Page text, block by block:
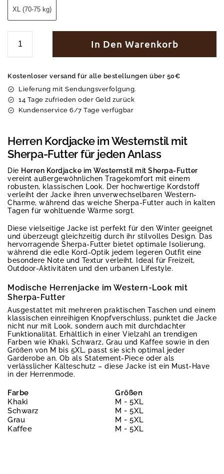
XL (70-75 kg)
In Den Warenkorb
Kostenloser versand für alle bestellungen über 50€
Lieferung mit Sendungsverfolgung.
14 Tage zufrieden oder Geld zurück
Kundenservice 6/7 Tage verfügbar
Herren Kordjacke im Westernstil mit
Sherpa-Futter für jeden Anlass
Die Herren Kordjacke im Westernstil mit Sherpa-Futter
vereint außergewöhnlichen Tragekomfort mit einem
robusten, klassischen Look. Der hochwertige Kordstoff
verleiht der Jacke ihren unverwechselbaren Western-
Charme, während das weiche Sherpa-Futter auch in kalten
Tagen für wohltuende Wärme sorgt.
Diese vielseitige Jacke ist perfekt für den Winter geeignet
und überzeugt gleichzeitig durch ihr stilvolles Design. Das
hervorragende Sherpa-Futter bietet optimale Isolierung,
während die edle Kord-Optik jedem legeren Outfit eine
besondere Note und Textur verleiht. Ideal für Freizeit,
Outdoor-Aktivitäten und den urbanen Lifestyle.
Modische Herrenjacke im Western-Look mit
Sherpa-Futter
Ausgestattet mit mehreren praktischen Taschen und einem
klassischen einreihigen Knopfverschluss, punktet die Jacke
nicht nur mit Look, sondern auch mit durchdachter
Funktionalität. Erhältlich in einer Vielzahl an trendigen
Farben wie Khaki, Schwarz, Grau und Kaffee sowie in den
Größen von M bis 5XL, passt sie sich optimal jeder
Garderobe an. Ob als Statement-Piece oder als
verlässlicher Kälteschutz – diese Jacke ist ein Must-Have
in der Herrenmode.
Farbe
Größen
Khaki
M - 5XL
Schwarz
M - 5XL
Grau
M - 5XL
Kaffee
M - 5XL